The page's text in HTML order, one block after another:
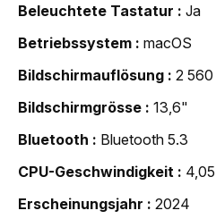
Beleuchtete Tastatur
Ja
Betriebssystem
macOS
Bildschirmauflösung
2
Bildschirmgrösse
13,6"
Bluetooth
Bluetooth 5.3
CPU-Geschwindigkeit
Erscheinungsjahr
2024